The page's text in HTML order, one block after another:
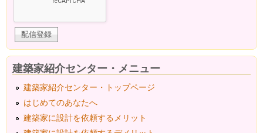
建築家紹介センター・メニュー
建築家紹介センター・トップページ
はじめてのあなたへ
建築家に設計を依頼するメリット